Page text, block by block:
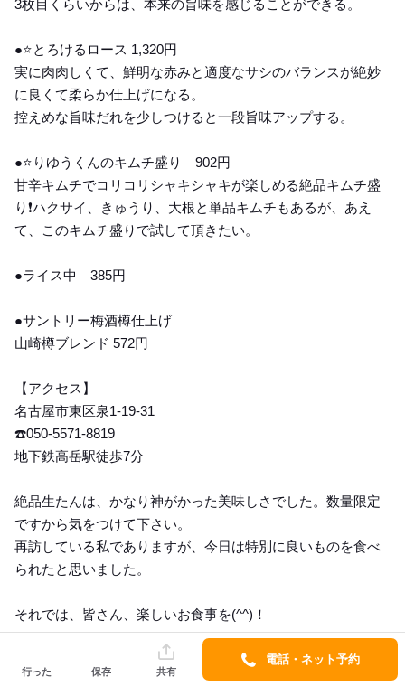
3枚目くらいからは、本来の旨味を感じることができる。
●⭐️とろけるロース 1,320円
実に肉肉しくて、鮮明な赤みと適度なサシのバランスが絶妙
に良くて柔らか仕上げになる。
控えめな旨味だれを少しつけると一段旨味アップする。
●⭐️りゆうくんのキムチ盛り 902円
甘辛キムチでコリコリシャキシャキが楽しめる絶品キムチ盛
り❗️ハクサイ、きゅうり、大根と単品キムチもあるが、あえ
て、このキムチ盛りで試して頂きたい。
●ライス中 385円
●サントリー梅酒樽仕上げ
山崎樽ブレンド 572円
【アクセス】
名古屋市東区泉1-19-31
☎️050-5571-8819
地下鉄高岳駅徒歩7分
絶品生たんは、かなり神がかった美味しさでした。数量限定
ですから気をつけて下さい。
再訪している私でありますが、今日は特別に良いものを食べ
られたと思いました。
それでは、皆さん、楽しいお食事を(^^)！
行った 保存 共有
電話・ネット予約